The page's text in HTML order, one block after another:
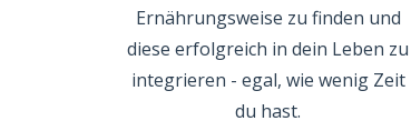
Ernährungsweise zu finden und
diese erfolgreich in dein Leben zu
integrieren - egal, wie wenig Zeit
du hast.